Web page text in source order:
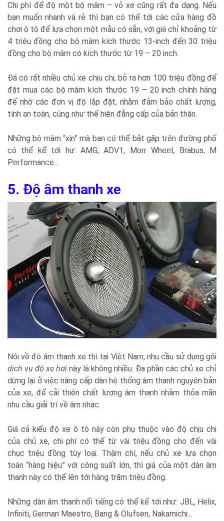
Chi phí để độ một bộ mâm – vỏ xe cũng rất đa dạng. Nếu
bạn muốn nhanh và rẻ thì bạn có thể tới các cửa hàng đồ
chơi ô tô để lựa chọn một mẫu có sẵn, với giá chỉ khoảng từ
4 triệu đồng cho bộ mâm kích thước 13-inch đến 30 triệu
đồng cho bộ mâm có kích thước từ 19 – 20 inch.
Đã có rất nhiều chủ xe chịu chi, bỏ ra hơn 100 triệu đồng để
đặt mua các bộ mâm kích thước 19 – 20 inch chính hãng
để nhờ các đơn vị độ lắp đặt, nhằm đảm bảo chất lượng,
tính an toàn, cũng như thể hiện đẳng cấp của bản thân.
Những bộ mâm “xịn” mà bạn có thể bắt gặp trên đường phố
có thể kể tới hư: AMG, ADV1, Morr Wheel, Brabus, M
Performance…
5. Độ âm thanh xe
Nói về độ âm thanh xe thì tại Việt Nam, nhu cầu sử dụng gói
dịch vụ độ xe hơi này là không nhiều. Đa phần các chủ xe chỉ
dừng lại ở việc nâng cấp dàn hệ thống âm thanh nguyên bản
của xe, để cải thiện chất lượng âm thanh nhằm thỏa mãn
nhu cầu giải trí về âm nhạc.
Giá cả kiểu độ xe ô tô này còn phụ thuộc vào độ chịu chi
của chủ xe, chi phí có thể từ vài triệu đồng cho đến vài
chục triệu đồng tùy loại. Thậm chí, nếu chủ xe lựa chọn
toàn “hàng hiệu” với công suất lớn, thì giá của một dàn âm
thanh này có thể lên tới hàng trăm triệu đồng.
Những dàn âm thanh nổi tiếng có thể kể tới như: JBL, Helix,
Infiniti, German Maestro, Bang & Olufsen, Nakamichi…